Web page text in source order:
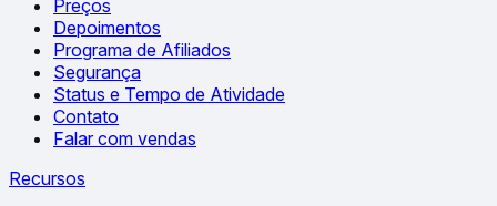
Preços
Depoimentos
Programa de Afiliados
Segurança
Status e Tempo de Atividade
Contato
Falar com vendas
Recursos